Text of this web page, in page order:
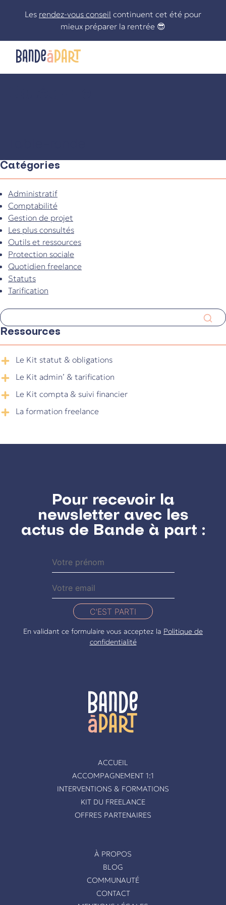
Les rendez-vous conseil continuent cet été pour
mieux préparer la rentrée 😎
Catégories
Administratif
Comptabilité
Gestion de projet
Les plus consultés
Outils et ressources
Protection sociale
Quotidien freelance
Statuts
Tarification
Ressources
Le Kit statut & obligations
Le Kit admin’ & tarification
Le Kit compta & suivi financier
La formation freelance
Pour recevoir la
newsletter avec les
actus de Bande à part :
C'EST PARTI
En validant ce formulaire vous acceptez la Politique de
confidentialité
ACCUEIL
ACCOMPAGNEMENT 1:1
INTERVENTIONS & FORMATIONS
KIT DU FREELANCE
OFFRES PARTENAIRES
À PROPOS
BLOG
COMMUNAUTÉ
CONTACT